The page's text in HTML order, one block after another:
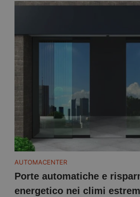
AUTOMACENTER
Porte automatiche e
energetico nei climi